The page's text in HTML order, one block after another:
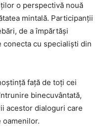
o perspectivă nouă
mintală. Participanții
de a împărtăși
cu specialiști din
față de toți cei
binecuvântată,
acestor dialoguri care
oamenilor.